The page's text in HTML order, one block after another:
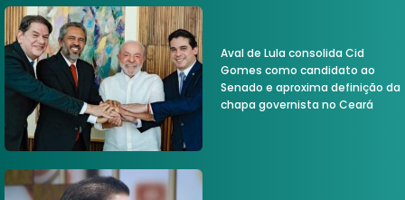
Aval de Lula consolida Cid
Gomes como candidato ao
Senado e aproxima definição da
chapa governista no Ceará